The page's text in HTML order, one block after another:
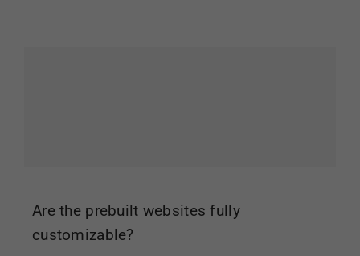
Are the prebuilt websites fully
customizable?